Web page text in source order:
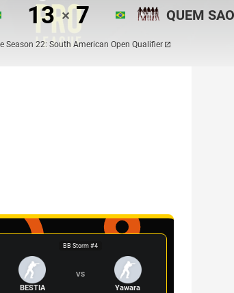
13 ✕ 7 QUEM
Season 22: South American Open Qualifier
BB Storm #4
BESTIA
VS
Yawara